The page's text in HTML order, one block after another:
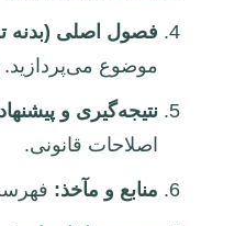
فصول اصلی (بدنه
موضوع
نتیجه‌گیری و
اصلاحات قانونی.
منابع و مآخذ: